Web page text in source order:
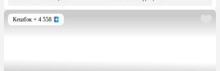
Кешбэк + 4 558